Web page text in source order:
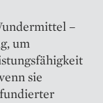
–
um
sie